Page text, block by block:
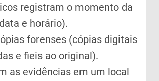
registram o momento da
e horário).
forenses (cópias digitais
e fieis ao original).
as evidências em um local